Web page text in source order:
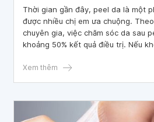
Thời gian gần đây, peel da là một
được nhiều chị em ưa chuộng.
chuyên gia, việc chăm sóc da sau
khoảng 50% kết quả điều trị. Nếu
thể trở nên tồi tệ hơn sau khi peel.
Xem thêm